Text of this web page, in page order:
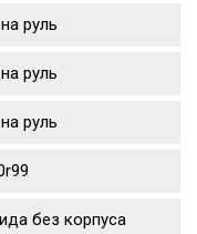
руль
руль
руль
без корпуса